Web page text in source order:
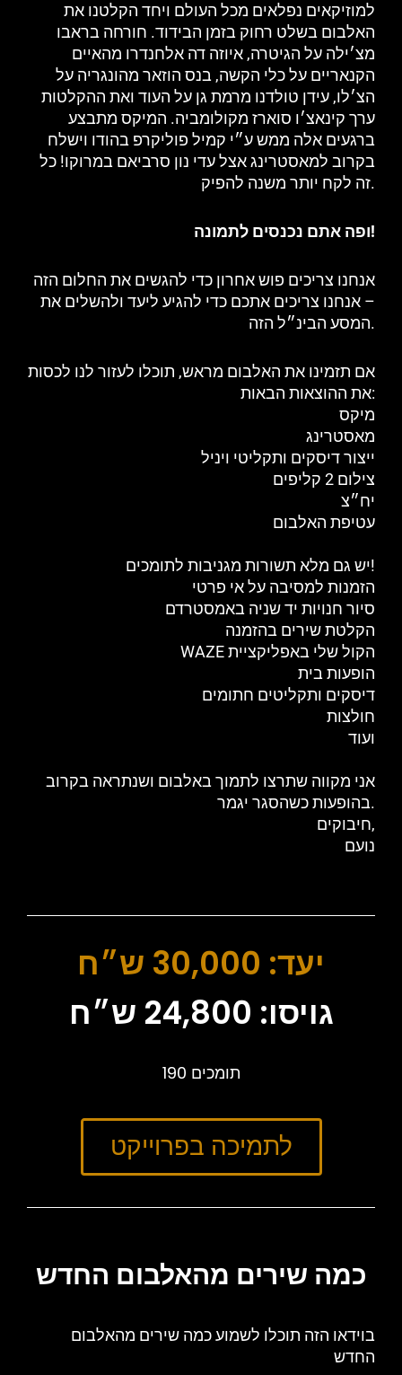
למוזיקאים נפלאים מכל העולם ויחד הקלטנו את
האלבום בשלט רחוק בזמן הבידוד. חורחה בראבו
מצ׳ילה על הגיטרה, איוזה דה אלחנדרו מהאיים
הקנאריים על כלי הקשה, בנס הוזאר מהונגריה על
הצ׳לו, עידן טולדנו מרמת גן על העוד ואת ההקלטות
ערך קינאצ׳ו סוארז מקולומביה. המיקס מתבצע
ברגעים אלה ממש ע״י קמיל פוליקרפ בהודו וישלח
בקרוב למאסטרינג אצל עדי נון סרביאם במרוקו! כל
זה לקח יותר משנה להפיק.
ופה אתם נכנסים לתמונה!
אנחנו צריכים פוש אחרון כדי להגשים את החלום הזה
– אנחנו צריכים אתכם כדי להגיע ליעד ולהשלים את
המסע הבינ״ל הזה.
אם תזמינו את האלבום מראש, תוכלו לעזור לנו לכסות
את ההוצאות הבאות:
מיקס
מאסטרינג
ייצור דיסקים ותקליטי ויניל
צילום 2 קליפים
יח״צ
עטיפת האלבום
יש גם מלא תשורות מגניבות לתומכים!
הזמנות למסיבה על אי פרטי
סיור חנויות יד שניה באמסטרדם
הקלטת שירים בהזמנה
WAZE הקול שלי באפליקציית
הופעות בית
דיסקים ותקליטים חתומים
חולצות
ועוד
אני מקווה שתרצו לתמוך באלבום ושנתראה בקרוב
בהופעות כשהסגר יגמר.
חיבוקים,
נועם
יעד: 30,000 ש״ח
גויסו: 24,800 ש״ח
190 תומכים
לתמיכה בפרוייקט
כמה שירים מהאלבום החדש
בוידאו הזה תוכלו לשמוע כמה שירים מהאלבום
החדש